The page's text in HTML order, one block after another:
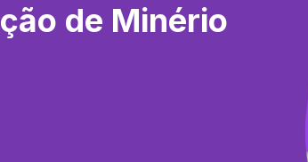
de Minério